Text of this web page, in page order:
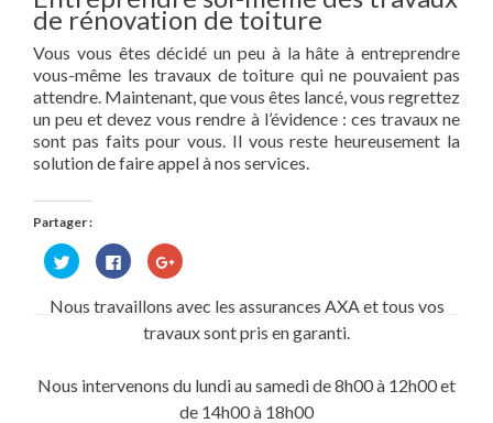
de rénovation de toiture
Vous vous êtes décidé un peu à la hâte à entreprendre
vous-même les travaux de toiture qui ne pouvaient pas
attendre. Maintenant, que vous êtes lancé, vous regrettez
un peu et devez vous rendre à l’évidence : ces travaux ne
sont pas faits pour vous. Il vous reste heureusement la
solution de faire appel à nos services.
Partager :
Cliquez
pour
partager
Twitter(ouvre
Cliquez
pour
partager
sur
Facebook(ouvre
dans
une
Cliquez
pour
Google+
dans
fenêtre)
Nous travaillons avec les assurances AXA et tous vos
travaux sont pris en garanti.
Nous intervenons du lundi au samedi de 8h00 à 12h00 et
de 14h00 à 18h00